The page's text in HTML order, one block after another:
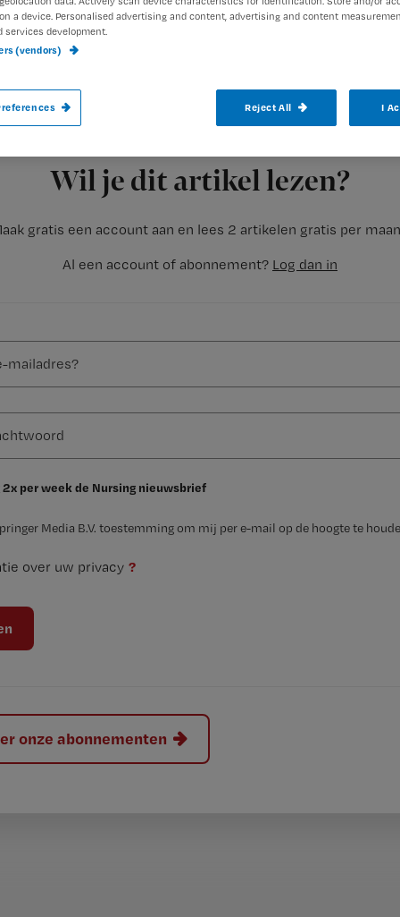
Wil je dit artikel lezen?
gratis een account aan en lees 2 artikelen gratis per
Al een account of abonnement? Log dan in
2x per week de Nursing nieuwsbrief
Media B.V. toestemming om mij per e-mail op de hoogte te
over uw privacy ?
onze abonnementen
We werken in de wondzorg met allerlei
producten. Het is lastig om een
In de wondzorg spelen nogal wat
a device. Personalised advertising and content, advertising and content
services development.
(vendors)
Reject All I